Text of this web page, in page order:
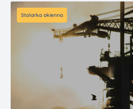
Stolarka okienna